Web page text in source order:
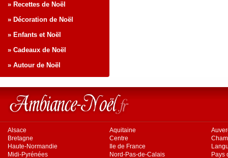
» Recettes de Noël
» Décoration de Noël
» Enfants et Noël
» Cadeaux de Noël
» Autour de Noël
Alsace Aquitaine
Bretagne
Centre
Haute-Normandie
Ile de France
Midi-Pyrénées
Nord-Pas-de-Calais
Pays